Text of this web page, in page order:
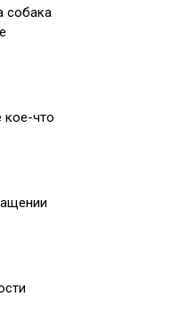
собака
кое-что